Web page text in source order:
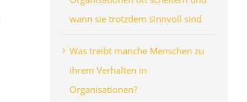
wann sie trotzdem sinnvoll sind
Was treibt manche Menschen zu
ihrem Verhalten in
Organisationen?